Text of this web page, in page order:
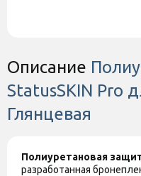
Описание
StatusSKIN Pro
Глянцевая
Полиуретановая
разработанная